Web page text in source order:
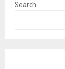
Search